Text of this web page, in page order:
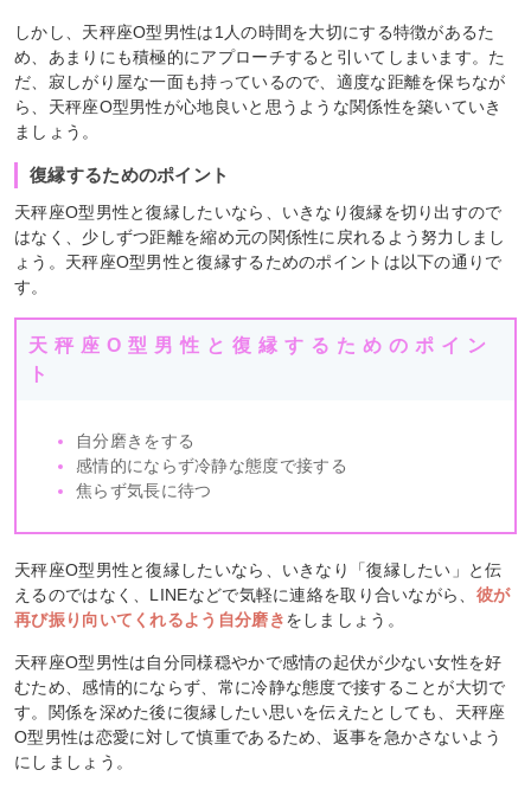
しかし、天秤座O型男性は1人の時間を大切にする特徴があるた
め、あまりにも積極的にアプローチすると引いてしまいます。た
だ、寂しがり屋な一面も持っているので、適度な距離を保ちなが
ら、天秤座O型男性が心地良いと思うような関係性を築いていき
ましょう。
復縁するためのポイント
天秤座O型男性と復縁したいなら、いきなり復縁を切り出すので
はなく、少しずつ距離を縮め元の関係性に戻れるよう努力しまし
ょう。天秤座O型男性と復縁するためのポイントは以下の通りで
す。
天秤座O型男性と復縁するためのポイン
ト
自分磨きをする
感情的にならず冷静な態度で接する
焦らず気長に待つ
天秤座O型男性と復縁したいなら、いきなり「復縁したい」と伝
えるのではなく、LINEなどで気軽に連絡を取り合いながら、 彼が
再び振り向いてくれるよう自分磨きをしましょう。
天秤座O型男性は自分同様穏やかで感情の起伏が少ない女性を好
むため、感情的にならず、常に冷静な態度で接することが大切で
す。関係を深めた後に復縁したい思いを伝えたとしても、天秤座
O型男性は恋愛に対して慎重であるため、返事を急かさないよう
にしましょう。